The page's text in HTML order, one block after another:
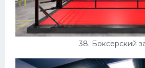
38. Боксерский